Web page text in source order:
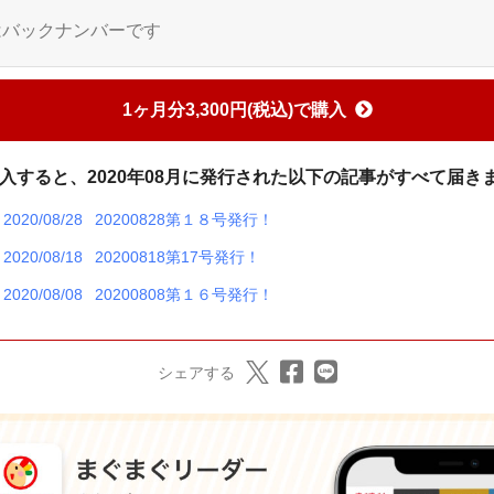
ックナンバーです
1ヶ月分3,300円(税込)で購入
すると、2020年08月に発行された以下の記事がすべて届き
2020/08/28 20200828第１８号発行！
2020/08/18 20200818第17号発行！
2020/08/08 20200808第１６号発行！
シェアする